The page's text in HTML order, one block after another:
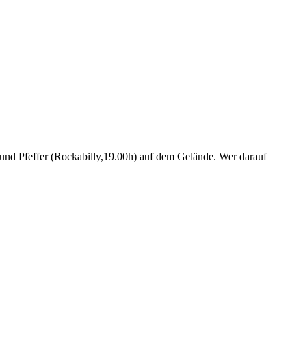
Pfeffer (Rockabilly,19.00h) auf dem Gelände. Wer darauf